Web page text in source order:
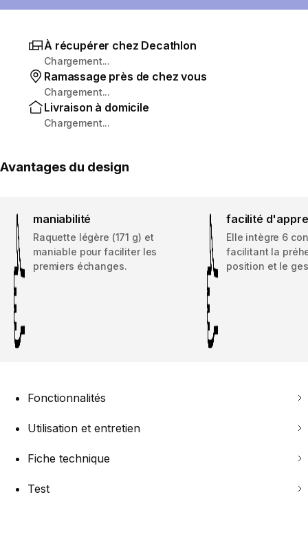
À récupérer chez Decathlon
Chargement...
Ramassage près de chez vous
Chargement...
Livraison à domicile
Chargement...
Avantages du design
maniabilité
Raquette légère (171 g) et
maniable pour faciliter les
premiers échanges.
facilité
Elle intègre 6
facilitant la
position et le
Fonctionnalités
Utilisation et entretien
Fiche technique
Test